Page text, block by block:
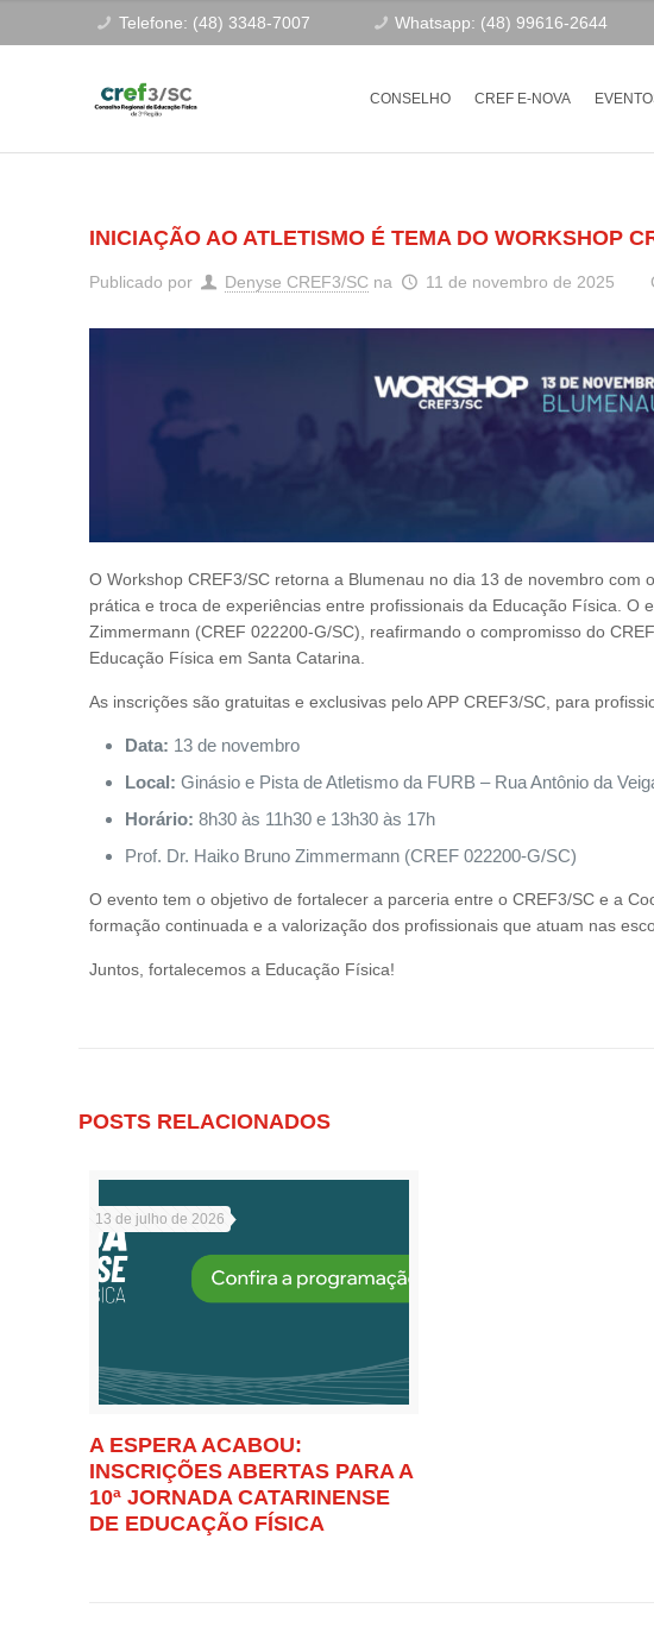
Telefone: (48) 3348-7007 Whatsapp: (48) 99616-2644
CONSELHO CREF E-NOVA
INICIAÇÃO AO ATLETISMO É TEMA DO WORKSHOP
Publicado por Denyse CREF3/SC na 11 de novembro de 2025
O Workshop CREF3/SC retorna a Blumenau no dia 13 de novembro com
prática e troca de experiências entre profissionais da Educação Física.
Zimmermann (CREF 022200-G/SC), reafirmando o compromisso do
Educação Física em Santa Catarina.
As inscrições são gratuitas e exclusivas pelo APP CREF3/SC, para
Data: 13 de novembro
Local: Ginásio e Pista de Atletismo da FURB – Rua Antônio da
Horário: 8h30 às 11h30 e 13h30 às 17h
Prof. Dr. Haiko Bruno Zimmermann (CREF 022200-G/SC)
O evento tem o objetivo de fortalecer a parceria entre o CREF3/SC e a
formação continuada e a valorização dos profissionais que atuam nas
Juntos, fortalecemos a Educação Física!
POSTS RELACIONADOS
13 de julho de 2026
A ESPERA ACABOU:
INSCRIÇÕES ABERTAS PARA A
10ª JORNADA CATARINENSE
DE EDUCAÇÃO FÍSICA